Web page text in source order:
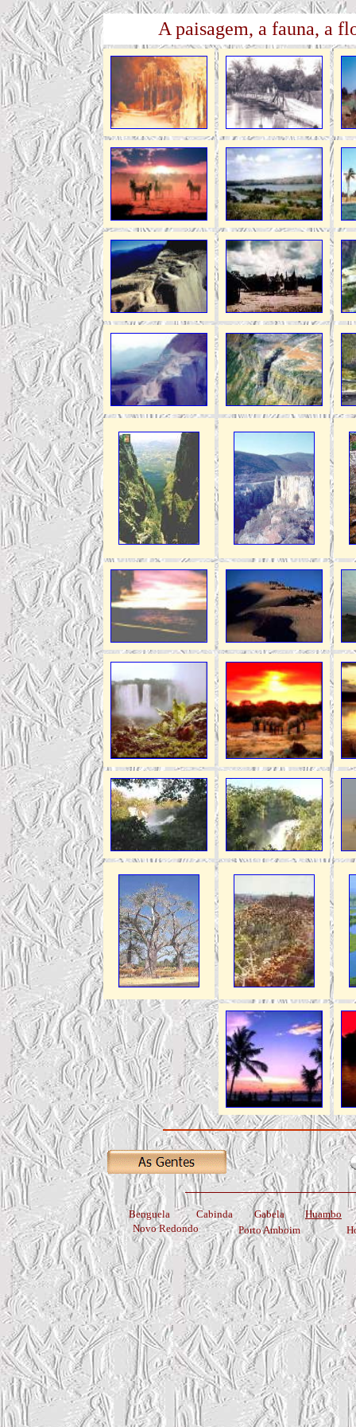
A paisagem, a fauna, a
Benguela Cabinda Gabela
Huambo
Novo Redondo
Porto Amboim